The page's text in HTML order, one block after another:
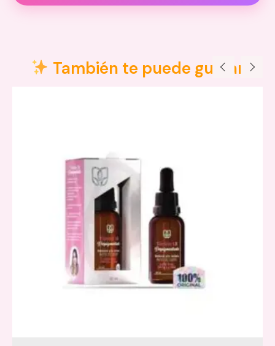
También te puede gustar